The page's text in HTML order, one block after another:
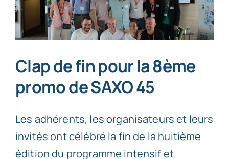
Clap de fin pour la 8ème
promo de SAXO 45
Les adhérents, les organisateurs et leurs
invités ont célébré la fin de la huitième
édition du programme intensif et